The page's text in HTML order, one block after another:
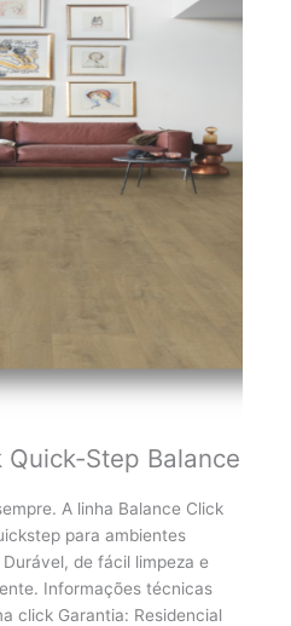
Step Balance
A linha Balance Click
para ambientes
de fácil limpeza e
Informações técnicas
click Garantia: Residencial